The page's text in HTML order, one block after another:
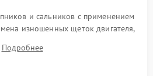
и сальников с применением
изношенных щеток двигателя,
резиновой манжеты.
Подробнее